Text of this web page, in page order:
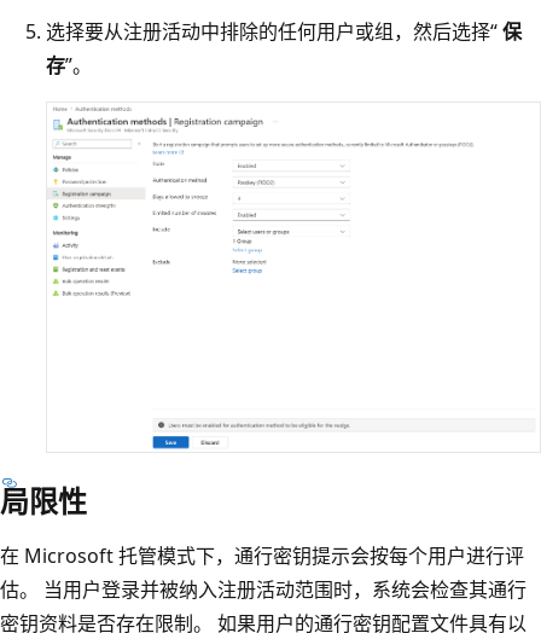
选择要从注册活动中排除的任何用户或组，然后选择“保
存”。
局限性
在 Microsoft 托管模式下，通行密钥提示会按每个用户进行评
估。 当用户登录并被纳入注册活动范围时，系统会检查其通行
密钥资料是否存在限制。 如果用户的通行密钥配置文件具有以